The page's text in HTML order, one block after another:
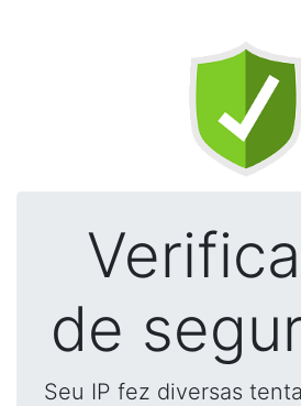
de
Seu IP fez diversas